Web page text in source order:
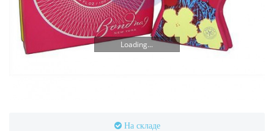
Loading...
На складе